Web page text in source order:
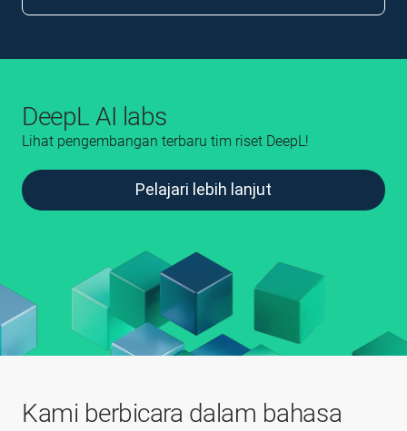
DeepL AI labs
Lihat pengembangan terbaru tim riset DeepL!
Pelajari lebih lanjut
Kami berbicara dalam bahasa